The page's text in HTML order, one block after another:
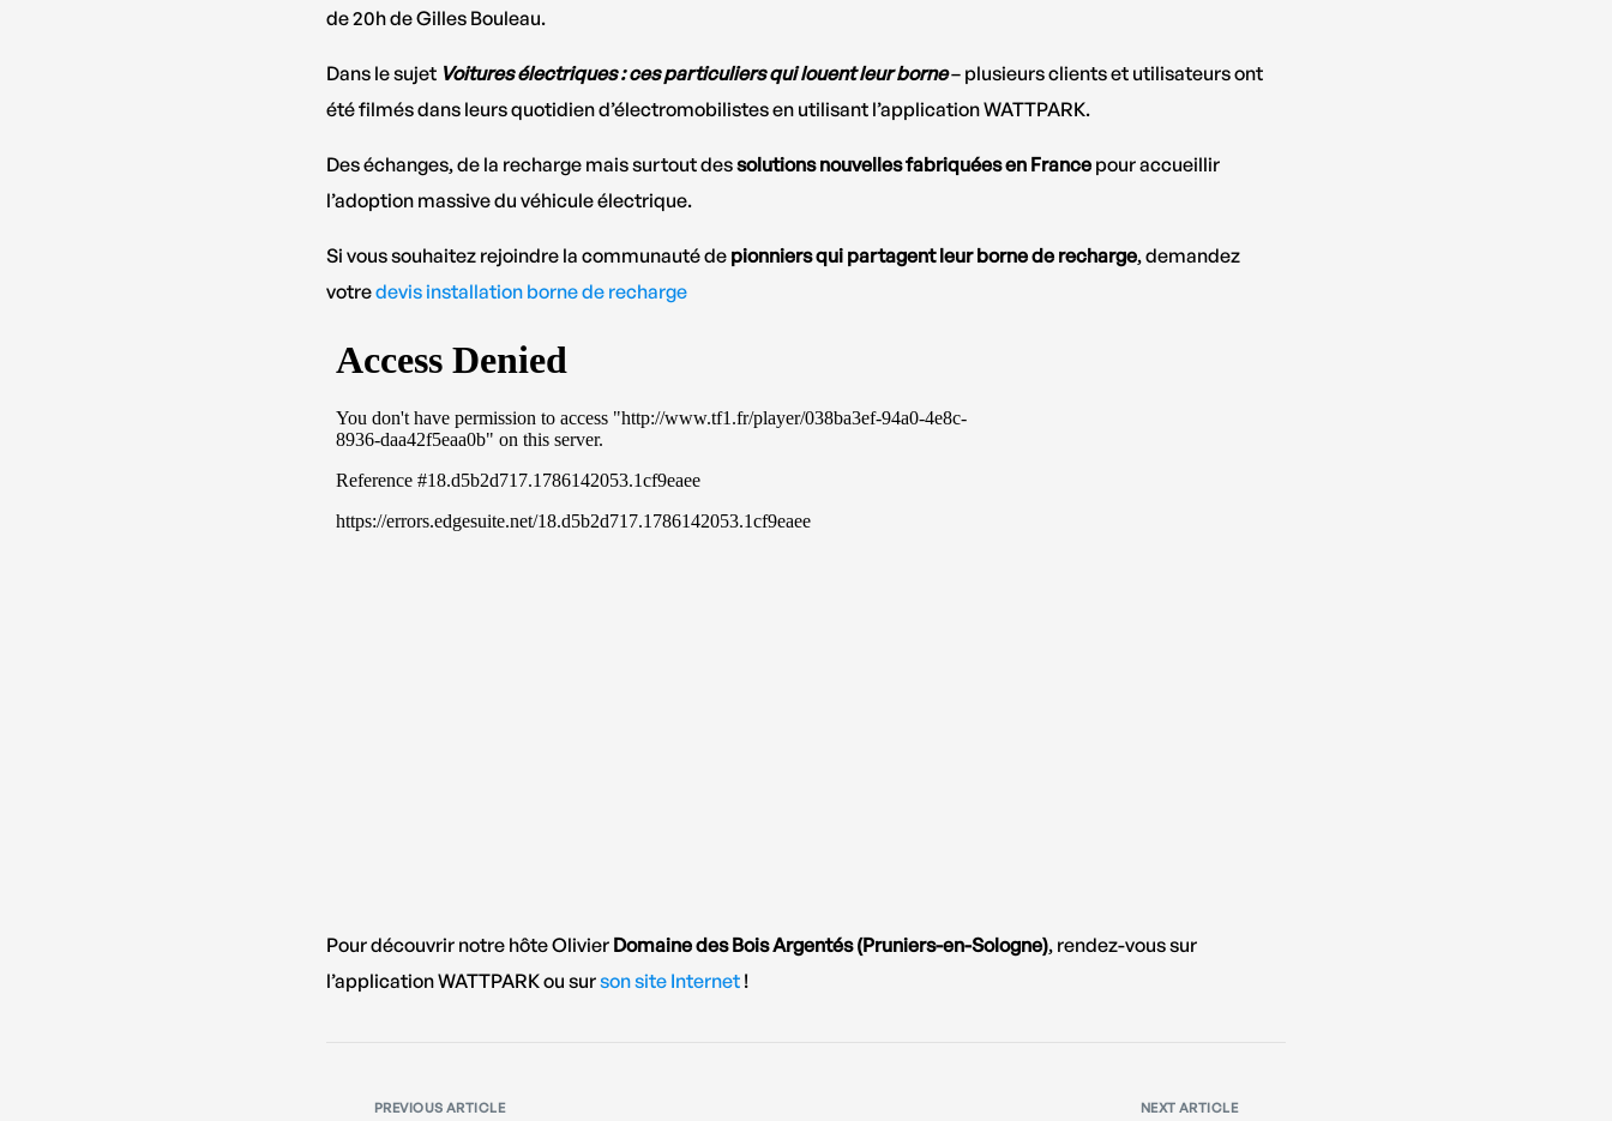
de 20h de Gilles Bouleau.
Dans le sujet Voitures électriques : ces particuliers qui louent leur borne– plusieurs clients et utilisateurs ont
été filmés dans leurs quotidien d’électromobilistes en utilisant l’application WATTPARK.
Des échanges, de la recharge mais surtout dessolutions nouvelles fabriquées en Francepour accueillir
l’adoption massive du véhicule électrique.
Si vous souhaitez rejoindre la communauté de pionniers qui partagent leur borne de recharge, demandez
votredevis installation borne de recharge
Pour découvrir notre hôte Olivier Domaine des Bois Argentés (Pruniers-en-Sologne), rendez-vous sur
l’application WATTPARK ou surson site Internet!
PREVIOUS ARTICLE NEXT ARTICLE